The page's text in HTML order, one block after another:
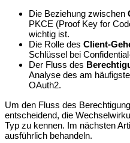
Die Beziehung zwischen
PKCE (Proof Key for
wichtig ist.
Die Rolle des Client-
Schlüssel bei
Der Fluss des
Analyse des am
OAuth2.
Um den Fluss des
entscheidend, die
Typ zu kennen. Im nächsten
ausführlich behandeln.